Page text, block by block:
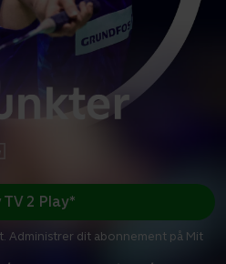
TV 2 Play*
Administrer dit abonnement på Mit